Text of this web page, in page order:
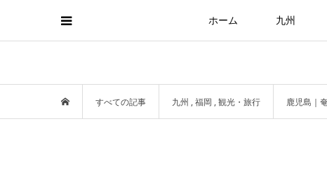
ホーム 九州
すべての記事 九州 ,福岡 ,観光・旅行 鹿児島｜